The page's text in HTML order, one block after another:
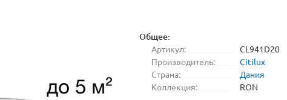
Общее:
Артикул:
CL941D20
Производитель:
Citilux
Страна:
Дания
Коллекция:
RON